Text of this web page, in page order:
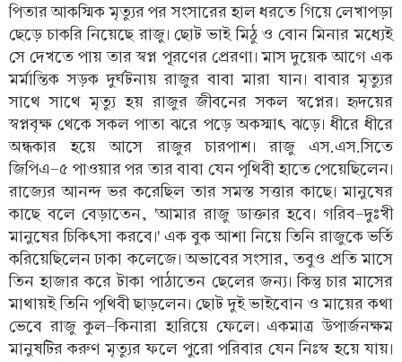
পিতার আকস্মিক মৃত্যুর পর সংসারের হাল ধরতে গিয়ে লেখাপড়া
ছেড়ে চাকরি নিয়েছে রাজু। ছোট ভাই মিঠু ও বোন মিনার মধ্যেই
সে দেখতে পায় তার স্বপ্ন পূরণের প্রেরণা। মাস দুয়েক আগে এক
মর্মান্তিক সড়ক দুর্ঘটনায় রাজুর বাবা মারা যান। বাবার মৃত্যুর
সাথে সাথে মৃত্যু হয় রাজুর জীবনের সকল স্বপ্নের। হৃদয়ের
স্বপ্নবৃক্ষ থেকে সকল পাতা ঝরে পড়ে অকস্মাৎ ঝড়ে। ধীরে ধীরে
অন্ধকার হয়ে আসে রাজুর চারপাশ। রাজু এস.এস.সিতে
জিপিএ-৫ পাওয়ার পর তার বাবা যেন পৃথিবী হাতে পেয়েছিলেন।
রাজ্যের আনন্দ ভর করেছিল তার সমস্ত সত্তার কাছে। মানুষের
কাছে বলে বেড়াতেন, 'আমার রাজু ডাক্তার হবে। গরিব-দুঃখী
মানুষের চিকিৎসা করবে।' এক বুক আশা নিয়ে তিনি রাজুকে ভর্তি
করিয়েছিলেন ঢাকা কলেজে। অভাবের সংসার, তবুও প্রতি মাসে
তিন হাজার করে টাকা পাঠাতেন ছেলের জন্য। কিন্তু চার মাসের
মাথায়ই তিনি পৃথিবী ছাড়লেন। ছোট দুই ভাইবোন ও মায়ের কথা
ভেবে রাজু কুল-কিনারা হারিয়ে ফেলে। একমাত্র উপার্জনক্ষম
মানুষটির করুণ মৃত্যুর ফলে পুরো পরিবার যেন নিঃস্ব হয়ে যায়।